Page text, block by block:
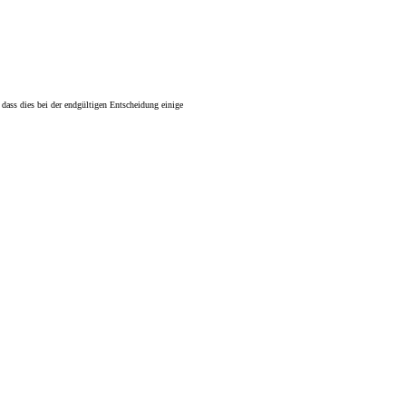
dies bei der endgültigen Entscheidung einige